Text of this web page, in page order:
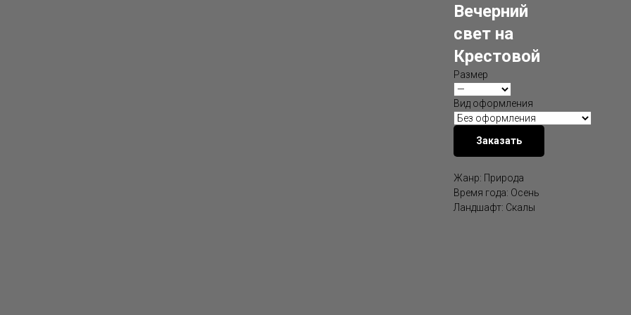
Вечерний
свет на
Крестовой
Размер
Вид оформления
Заказать
Жанр: Природа
Время года: Осень
Ландшафт: Скалы